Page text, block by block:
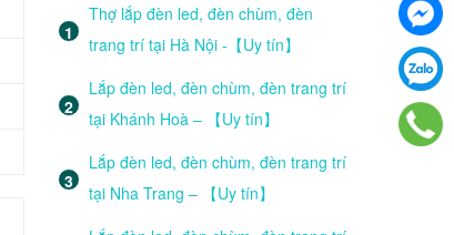
Thợ lắp đèn led, đèn chùm, đèn
trang trí tại Hà Nội -【Uy tín】
Lắp đèn led, đèn chùm, đèn trang trí
tại Khánh Hoà – 【Uy tín】
Lắp đèn led, đèn chùm, đèn trang trí
tại Nha Trang – 【Uy tín】